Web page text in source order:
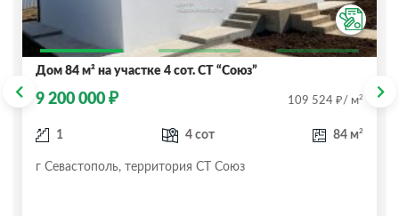
Дом 84 м² на участке 4 сот. СТ “Союз”
9 200 000 ₽ 109 524 ₽/ м2
1 4 сот 84 м2
г Севастополь, территория СТ Союз